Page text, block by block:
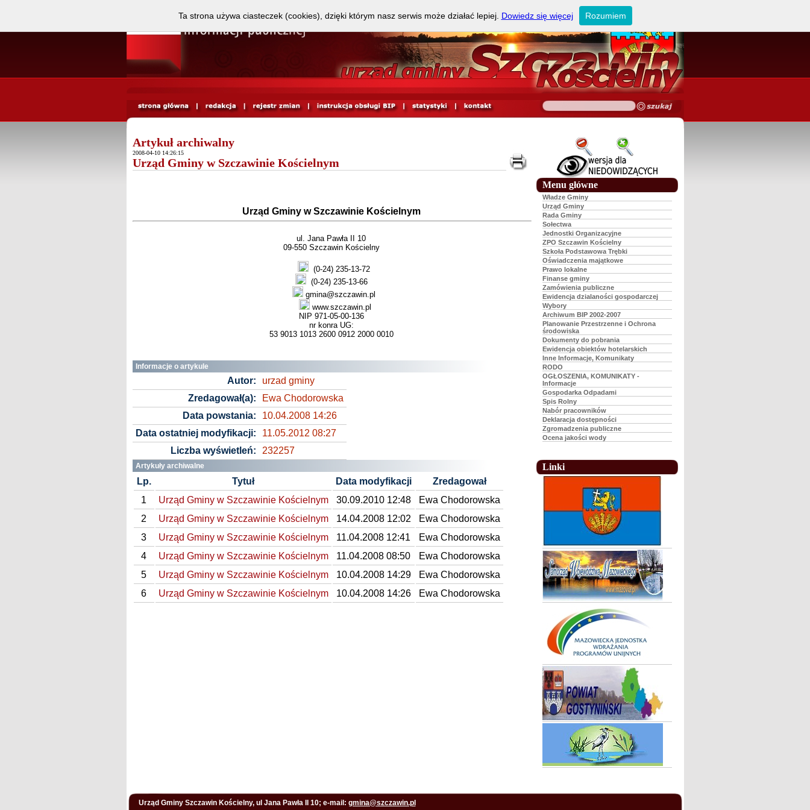
Artykuł archiwalny
2008-04-10 14:26:15
Urząd Gminy w Szczawinie Kościelnym
Urząd Gminy w Szczawinie Kościelnym
ul. Jana Pawła II 10
09-550 Szczawin Kościelny
(0-24) 235-13-72
(0-24) 235-13-66
gmina@szczawin.pl
www.szczawin.pl
NIP 971-05-00-136
nr konra UG:
53 9013 1013 2600 0912 2000 0010
Informacje o artykule
Autor:
urzad gminy
Zredagował(a):
Ewa Chodorowska
Data powstania:
10.04.2008 14:26
Data ostatniej modyfikacji:
11.05.2012 08:27
Liczba wyświetleń:
232257
Artykuły archiwalne
Lp. Tytuł Data modyfikacji
Zredagował
1
Urząd Gminy w Szczawinie Kościelnym 30.09.2010 12:48
Ewa Chodorowska
2
Urząd Gminy w Szczawinie Kościelnym 14.04.2008 12:02
Ewa Chodorowska
3
Urząd Gminy w Szczawinie Kościelnym 11.04.2008 12:41
Ewa Chodorowska
4
Urząd Gminy w Szczawinie Kościelnym 11.04.2008 08:50
Ewa Chodorowska
5
Urząd Gminy w Szczawinie Kościelnym 10.04.2008 14:29
Ewa Chodorowska
6
Urząd Gminy w Szczawinie Kościelnym 10.04.2008 14:26 Ewa Chodorowska
Menu główne
Władze Gminy
Urząd Gminy
Rada Gminy
Sołectwa
Jednostki Organizacyjne
ZPO Szczawin Kościelny
Szkoła Podstawowa Trębki
Oświadczenia majątkowe
Prawo lokalne
Finanse gminy
Zamówienia publiczne
Ewidencja dzialaności gospodarczej
Wybory
Archiwum BIP 2002-2007
Planowanie Przestrzenne i Ochrona
środowiska
Dokumenty do pobrania
Ewidencja obiektów hotelarskich
Inne Informacje, Komunikaty
RODO
OGŁOSZENIA, KOMUNIKATY -
Informacje
Gospodarka Odpadami
Spis Rolny
Nabór pracowników
Deklaracja dostępności
Zgromadzenia publiczne
Ocena jakości wody
Linki
Urząd Gminy Szczawin Kościelny, ul Jana Pawła II 10; e-mail: gmina@szczawin.pl
Ta strona używa ciasteczek (cookies), dzięki którym nasz serwis może działać lepiej. Dowiedz się więcej Rozumiem